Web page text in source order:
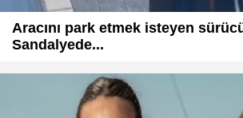
Aracını park etmek isteyen
Sandalyede...